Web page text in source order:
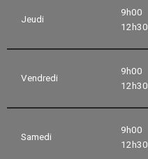
Jeudi
9h00
12h30
Vendredi
9h00
12h30
Samedi
9h00
12h30